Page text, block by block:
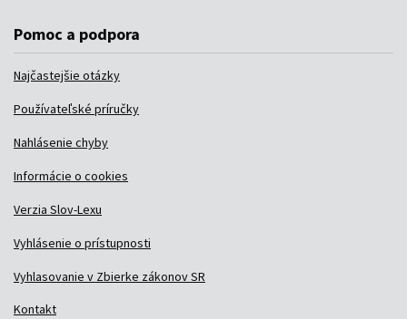
Pomoc a podpora
Najčastejšie otázky
Používateľské príručky
Nahlásenie chyby
Informácie o cookies
Verzia Slov-Lexu
Vyhlásenie o prístupnosti
Vyhlasovanie v Zbierke zákonov SR
Kontakt